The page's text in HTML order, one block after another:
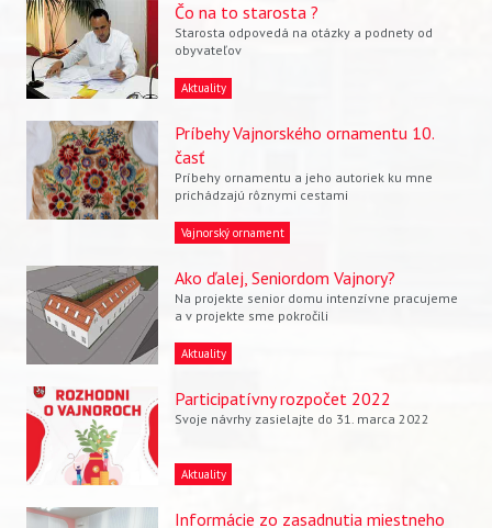
Čo na to starosta ?
Starosta odpovedá na otázky a podnety od
obyvateľov
Aktuality
Príbehy Vajnorského ornamentu 10.
časť
Príbehy ornamentu a jeho autoriek ku mne
prichádzajú rôznymi cestami
Vajnorský ornament
Ako ďalej, Seniordom Vajnory?
Na projekte senior domu intenzívne pracujeme
a v projekte sme pokročili
Aktuality
Participatívny rozpočet 2022
Svoje návrhy zasielajte do 31. marca 2022
Aktuality
Informácie zo zasadnutia miestneho